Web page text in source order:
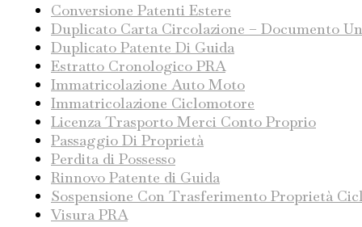
Conversione Patenti Estere
Duplicato Carta Circolazione – Documento
Duplicato Patente Di Guida
Estratto Cronologico PRA
Immatricolazione Auto Moto
Immatricolazione Ciclomotore
Licenza Trasporto Merci Conto Proprio
Passaggio Di Proprietà
Perdita di Possesso
Rinnovo Patente di Guida
Sospensione Con Trasferimento Proprietà
Visura PRA